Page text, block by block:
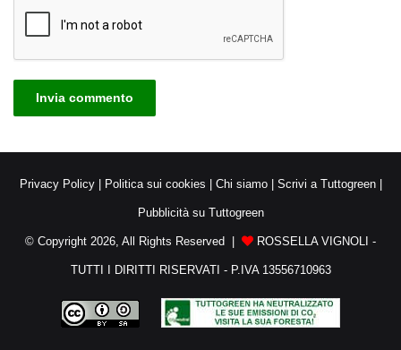
Privacy Policy| Politica sui cookies Chi siamo| Scrivi a Tuttogreen|
Pubblicità su Tuttogreen
© Copyright 2026, All Rights Reserved | ROSSELLA VIGNOLI -
TUTTI I DIRITTI RISERVATI - P.IVA 13556710963